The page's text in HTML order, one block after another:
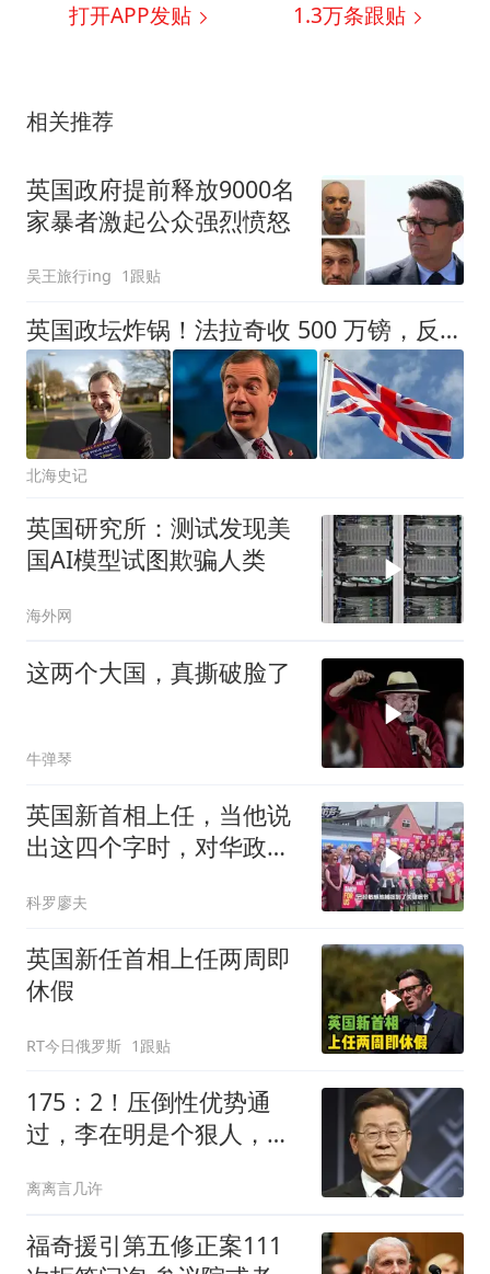
打开APP发贴 1.3万条跟贴
相关推荐
英国政府提前释放9000名
家暴者激起公众强烈愤怒
吴王旅行ing 1跟贴
英国政坛炸锅！法拉奇收 500 万镑，反对党痛批：这是政治交易？
北海史记
英国研究所：测试发现美
国AI模型试图欺骗人类
海外网
这两个大国，真撕破脸了
牛弹琴
英国新首相上任，当他说
出这四个字时，对华政策
科罗廖夫
英国新任首相上任两周即
休假
RT今日俄罗斯 1跟贴
175：2！压倒性优势通
过，李在明是个狠人，亲
离离言几许
福奇援引第五修正案111